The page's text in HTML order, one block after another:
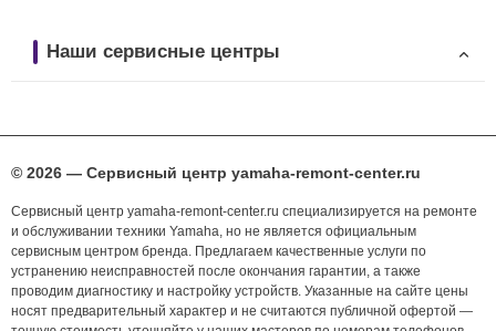
Наши сервисные центры
© 2026 — Сервисный центр yamaha-remont-center.ru
Сервисный центр yamaha-remont-center.ru специализируется на ремонте
и обслуживании техники Yamaha, но не является официальным
сервисным центром бренда. Предлагаем качественные услуги по
устранению неисправностей после окончания гарантии, а также
проводим диагностику и настройку устройств. Указанные на сайте цены
носят предварительный характер и не считаются публичной офертой —